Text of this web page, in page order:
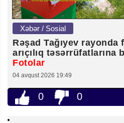
Xəbər / Sosial
Rəşad Tağıyev
arıçılıq təsərrüfatlarına
Fotolar
04 avqust 2026 19:49
0 0